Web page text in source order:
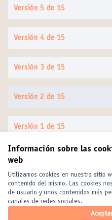
Información sobre las
web
Utilizamos cookies en nuestro sitio
contenido del mismo. Las cookies
de usuario y unos contenidos más
canales de redes sociales.
Versión 5 de 15
Versión 4 de 15
Versión 3 de 15
Versión 2 de 15
Versión 1 de 15
Términos y condiciones de uso
Configuración de cookies
United Cities and Local Governments
(Enlace externo)
United Cities and Local
(Enlace externo)
United Cities and Local
(Enlace externo)
Castellano
Elegir el idiomaChoose language